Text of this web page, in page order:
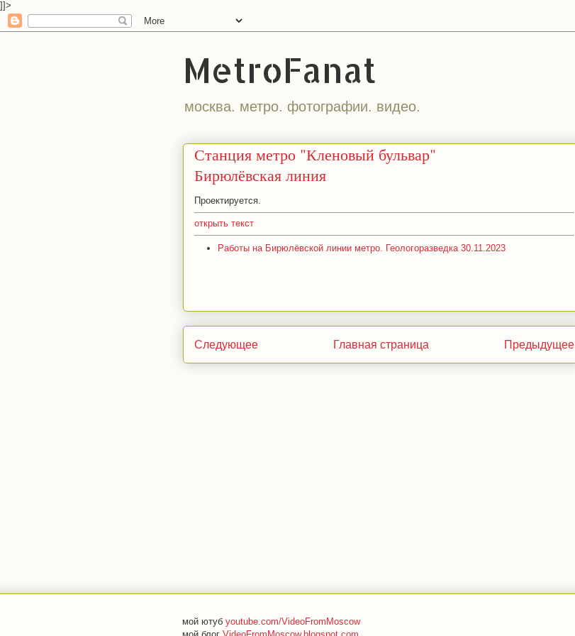
]]>
MetroFanat
москва. метро. фотографии. видео.
Станция метро "Кленовый бульвар"
Бирюлёвская линия
Проектируется.
открыть текст
Работы на Бирюлёвской линии метро. Геологоразведка 30.11.2023
Следующее Предыдущее
Главная страница
мой ютуб youtube.com/VideoFromMoscow